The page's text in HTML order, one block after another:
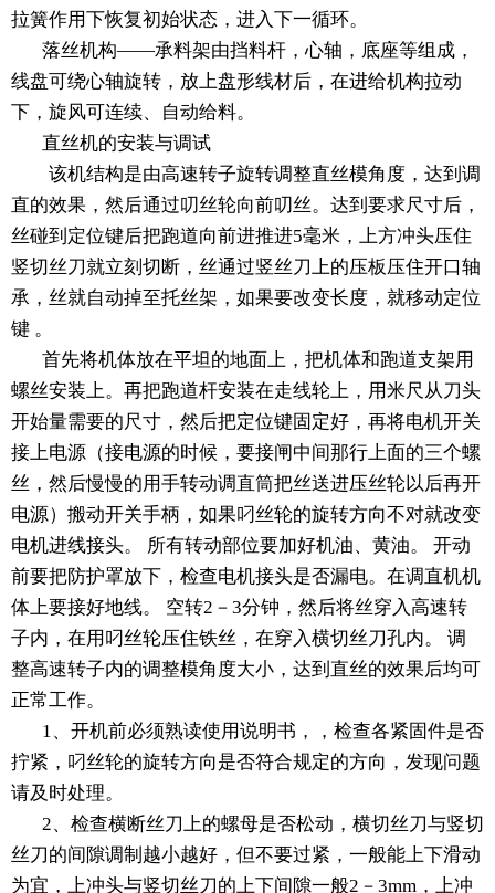
拉簧作用下恢复初始状态，进入下一循环。
落丝机构——承料架由挡料杆，心轴，底座等组成，
线盘可绕心轴旋转，放上盘形线材后，在进给机构拉动
下，旋风可连续、自动给料。
直丝机的安装与调试
该机结构是由高速转子旋转调整直丝模角度，达到调
直的效果，然后通过叨丝轮向前叨丝。达到要求尺寸后，
丝碰到定位键后把跑道向前进推进5毫米，上方冲头压住
竖切丝刀就立刻切断，丝通过竖丝刀上的压板压住开口轴
承，丝就自动掉至托丝架，如果要改变长度，就移动定位
键 。
首先将机体放在平坦的地面上，把机体和跑道支架用
螺丝安装上。再把跑道杆安装在走线轮上，用米尺从刀头
开始量需要的尺寸，然后把定位键固定好，再将电机开关
接上电源（接电源的时候，要接闸中间那行上面的三个螺
丝，然后慢慢的用手转动调直筒把丝送进压丝轮以后再开
电源）搬动开关手柄，如果叼丝轮的旋转方向不对就改变
电机进线接头。 所有转动部位要加好机油、黄油。 开动
前要把防护罩放下，检查电机接头是否漏电。在调直机机
体上要接好地线。 空转2－3分钟，然后将丝穿入高速转
子内，在用叼丝轮压住铁丝，在穿入横切丝刀孔内。 调
整高速转子内的调整模角度大小，达到直丝的效果后均可
正常工作。
1、开机前必须熟读使用说明书，，检查各紧固件是否
拧紧，叼丝轮的旋转方向是否符合规定的方向，发现问题
请及时处理。
2、检查横断丝刀上的螺母是否松动，横切丝刀与竖切
丝刀的间隙调制越小越好，但不要过紧，一般能上下滑动
为宜，上冲头与竖切丝刀的上下间隙一般2－3mm，上冲